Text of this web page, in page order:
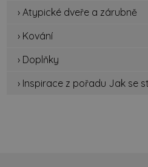
› Atypické dveře a zárubně
› Kování
› Doplňky
› Inspirace z pořadu Jak se